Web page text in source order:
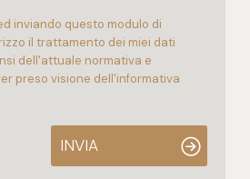
inviando questo modulo di
il trattamento dei miei dati
dell'attuale normativa e
preso visione dell'informativa
INVIA